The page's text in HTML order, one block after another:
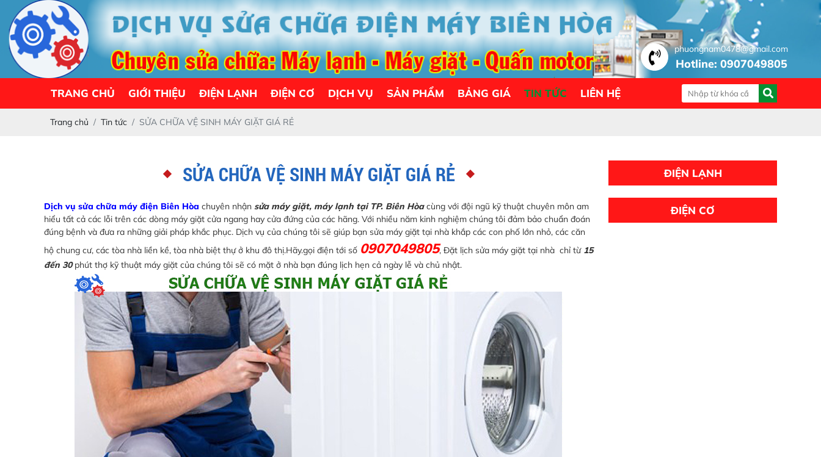
phuongnam0478@gmail.com
Hotline: 0907049805
TRANG CHỦ GIỚI THIỆU ĐIỆN LẠNH ĐIỆN CƠ DỊCH VỤ SẢN PHẨM BẢNG GIÁ TIN TỨC LIÊN HỆ
Trang chủ Tin tức SỬA CHỮA VỆ SINH MÁY GIẶT GIÁ RẺ
SỬA CHỮA VỆ SINH MÁY GIẶT GIÁ RẺ
Dịch vụ sửa chữa máy điện Biên Hòa chuyên nhận sửa máy giặt, máy lạnh tại TP. Biên Hòacùng với đội ngũ kỹ thuật chuyên môn am
hiểu tất cả các lỗi trên các dòng máy giặt cửa ngang hay cửa đứng của các hãng. Với nhiều năm kinh nghiệm chúng tôi đảm bảo chuẩn đoán
đúng bệnh và đưa ra những giải pháp khắc phục. Dịch vụ của chúng tôi sẽ giúp bạn sửa máy giặt tại nhà khắp các con phố lớn nhỏ, các căn
hộ chung cư, các tòa nhà liền kề, tòa nhà biệt thự ở khu đô thị.Hãy.gọi điện tới số 0907049805, Đặt lịch sửa máy giặt tại nhà chỉ từ 15
đến 30phút thợ kỹ thuật máy giặt của chúng tôi sẽ có mặt ở nhà bạn đúng lịch hẹn cả ngày lễ và chủ nhật.
ĐIỆN LẠNH
ĐIỆN CƠ